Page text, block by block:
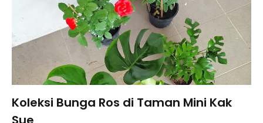
Koleksi Bunga Ros di Taman Mini Kak